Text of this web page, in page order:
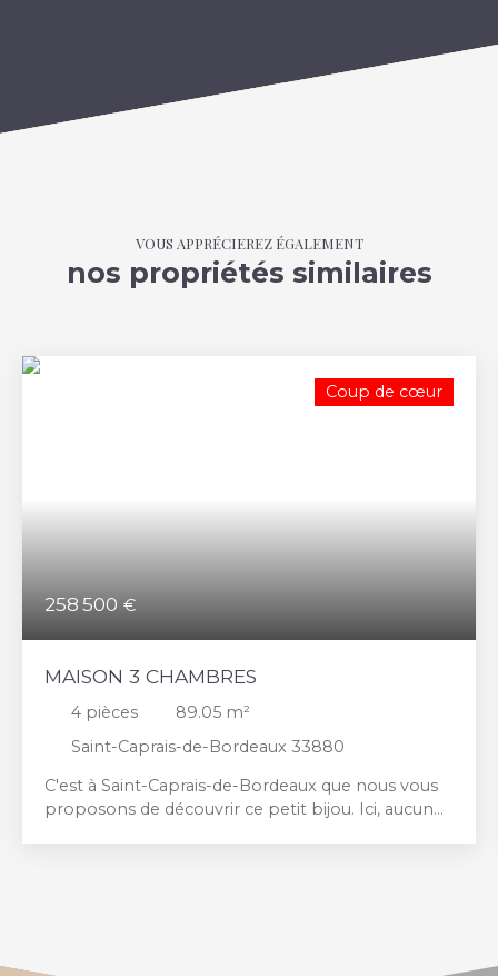
VOUS APPRÉCIEREZ ÉGALEMENT
nos propriétés similaires
258 500 €
Coup de cœur
MAISON 3 CHAMBRES
4 pièces 89.05 m²
Saint-Caprais-de-Bordeaux 33880
C'est à Saint-Caprais-de-Bordeaux que nous vous
proposons de découvrir ce petit bijou. Ici, aucun